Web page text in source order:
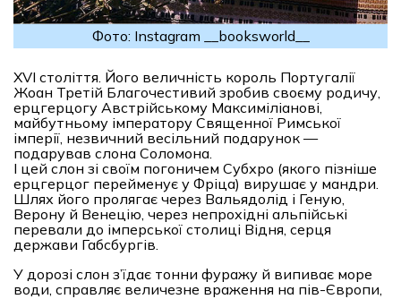
Фото: Instagram __booksworld__
XVI століття. Його величність король Португалії
Жоан Третій Благочестивий зробив своєму родичу,
ерцгерцогу Австрійському Максиміліанові,
майбутньому імператору Священної Римської
імперії, незвичний весільний подарунок —
подарував слона Соломона.
І цей слон зі своїм погоничем Субхро (якого пізніше
ерцгерцог перейменує у Фріца) вирушає у мандри.
Шлях його пролягає через Вальядолід і Геную,
Верону й Венецію, через непрохідні альпійські
перевали до імперської столиці Відня, серця
держави Габсбургів.
У дорозі слон з’їдає тонни фуражу й випиває море
води, справляє величезне враження на пів-Європи,